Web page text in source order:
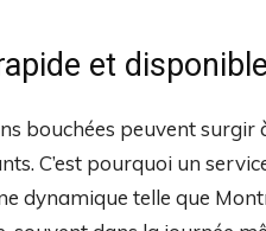
et
bouchées peuvent
C’est pourquoi un
dynamique telle que